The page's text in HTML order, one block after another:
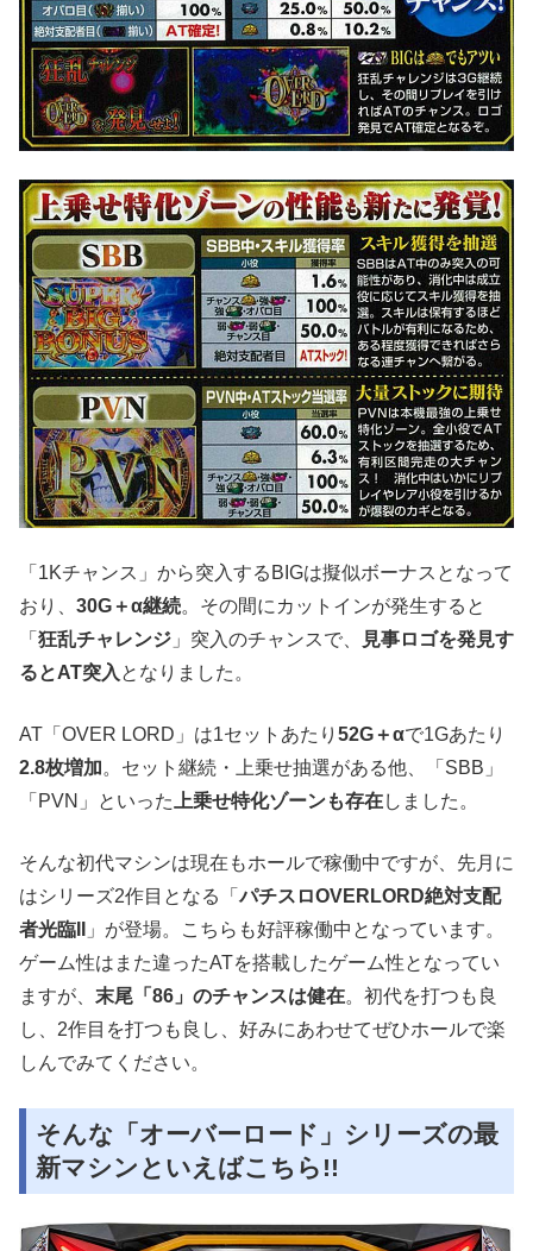
「1Kチャンス」から突入するBIGは擬似ボーナスとなって
おり、 30G＋α継続。その間にカットインが発生すると
「 狂乱チャレンジ 」突入のチャンスで、
見事ロゴを発見す
るとAT突入 となりました。
AT「OVER LORD」は1セットあたり 52G＋αで1Gあたり
2.8枚増加。セット継続・上乗せ抽選がある他、「SBB」
「PVN」といった
上乗せ特化ゾーンも存在しました。
そんな初代マシンは現在もホールで稼働中ですが、先月に
はシリーズ2作目となる「パチスロOVERLORD絶対支配
者光臨II
」が登場。こちらも好評稼働中となっています。
ゲーム性はまた違ったATを搭載したゲーム性となってい
ますが、 末尾「86」のチャンスは健在。初代を打つも良
し、2作目を打つも良し、好みにあわせてぜひホールで楽
しんでみてください。
そんな「オーバーロード」シリーズの最
新マシンといえばこちら!!